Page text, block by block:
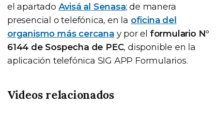
el apartado Avisá al Senasa; de manera
presencial o telefónica, en la oficina del
organismo más cercana y por el formulario N°
6144 de Sospecha de PEC, disponible en la
aplicación telefónica SIG APP Formularios.
Videos relacionados